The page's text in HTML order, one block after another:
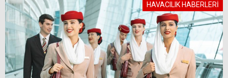
HAVACILIK HABERLERİ